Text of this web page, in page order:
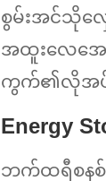
စွမ်းအင်သိုလှ
အထူးလေအေး
ကွက်၏လိုအပ်ခ
Energy
ဘက်ထရီစနစ်